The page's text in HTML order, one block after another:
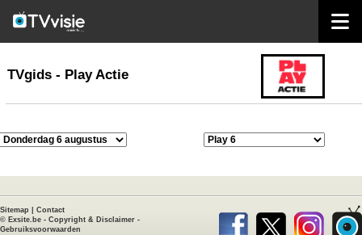
TVgids
TVgids - Play Actie
Sitemap
Contact
© Exsite.be - Copyright & Disclaimer -
Gebruiksvoorwaarden